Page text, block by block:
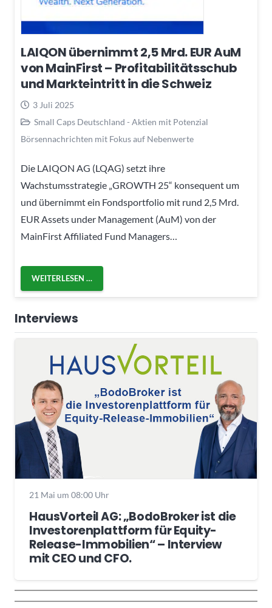
LAIQON übernimmt 2,5 Mrd. EUR AuM
von MainFirst – Profitabilitätsschub
und Markteintritt in die Schweiz
3 Juli 2025
Small Caps Deutschland - Aktien mit Potenzial
Börsennachrichten mit Fokus auf Nebenwerte
Die LAIQON AG (LQAG) setzt ihre
Wachstumsstrategie „GROWTH 25“ konsequent um
und übernimmt ein Fondsportfolio mit rund 2,5 Mrd.
EUR Assets under Management (AuM) von der
MainFirst Affiliated Fund Managers…
WEITERLESEN …
Interviews
21 Mai um 08:00 Uhr
HausVorteil AG: „BodoBroker ist die
Investorenplattform für Equity-
Release-Immobilien“ – Interview
mit CEO und CFO.
Wochenrückblick
Trendthemen